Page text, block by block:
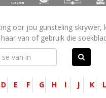
oor jou gunsteling skrywer,
van of gebruik die
D E F G H I J K L